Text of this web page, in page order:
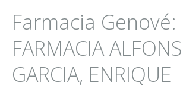
Farmacia Genové:
FARMACIA
GARCIA, ENRIQUE